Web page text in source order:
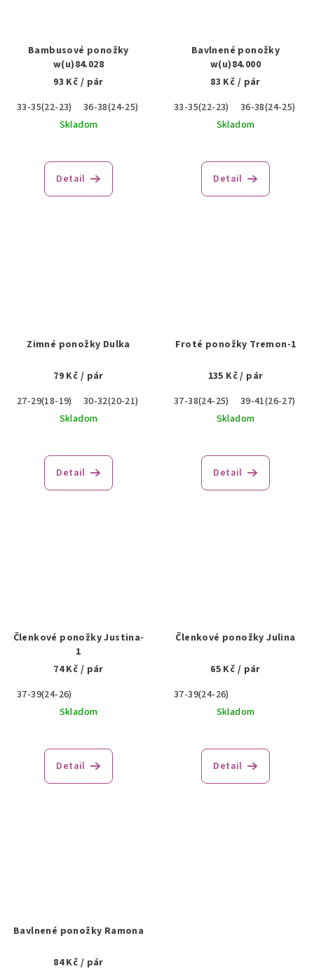
Bambusové ponožky
w(u)84.028
93 Kč / pár
33-35(22-23)
36-38(24-25)
39-41(26-27)
Skladom
Detail
Bavlnené ponožky
w(u)84.000
83 Kč / pár
33-35(22-23)
36-38(24-25)
Skladom
Detail
Zimné ponožky Dulka
79 Kč / pár
27-29(18-19)
30-32(20-21)
33-36(22-23)
Skladom
Detail
Froté ponožky Tremon-1
135 Kč/ pár
37-38(24-25)
39-41(26-27)
Skladom
Detail
Členkové ponožky Justina-
1
74 Kč / pár
37-39(24-26)
Skladom
Detail
Členkové ponožky Julina
65 Kč / pár
37-39(24-26)
Skladom
Detail
Bavlnené ponožky Ramona
84 Kč / pár